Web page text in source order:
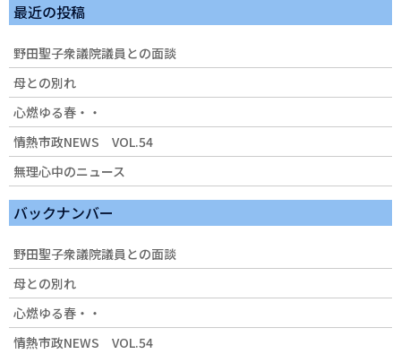
最近の投稿
野田聖子衆議院議員との面談
母との別れ
心燃ゆる春・・
情熱市政NEWS VOL.54
無理心中のニュース
バックナンバー
野田聖子衆議院議員との面談
母との別れ
心燃ゆる春・・
情熱市政NEWS VOL.54